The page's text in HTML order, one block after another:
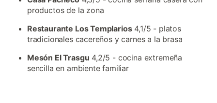
productos de la zona
Restaurante Los Templarios4,1/5 - platos
tradicionales cacereños y carnes a la brasa
Mesón El Trasgu 4,2/5 - cocina extremeña
sencilla en ambiente familiar